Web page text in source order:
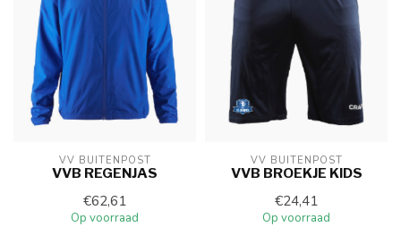
VV BUITENPOST
VVB REGENJAS
€62,61
Op voorraad
VV BUITENPOST
VVB BROEKJE KIDS
€24,41
Op voorraad